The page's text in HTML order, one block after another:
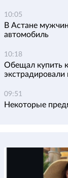
10:05
В Астане
автомобиль
10:18
Обещал купить
экстрадировали
09:51
Некоторые